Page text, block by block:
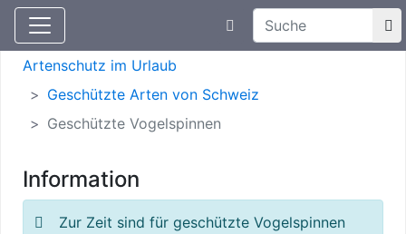
Aktuelle Meldungen
Suchtexteingabe
Artenschutz
Artenschutz im Urlaub
Geschützte Arten von Schweiz
Geschützte Vogelspinnen
Information
Zur Zeit sind für geschützte Vogelspinnen